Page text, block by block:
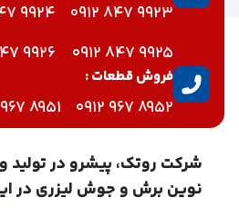
9923 847 0912
9924 847 0912
9925 847 0912
9926 847 0912
فروش قطعات :
8952 967 0912
8951 967 0912
شرکت روتک، پیشرو در تولید
نوین برش و جوش لیزری در